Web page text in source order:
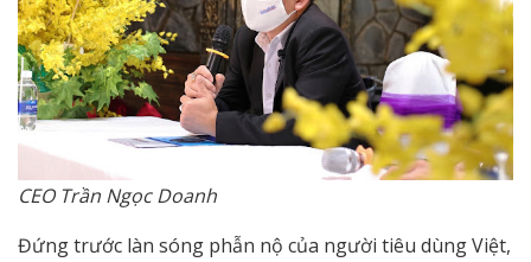
CEO Trần Ngọc Doanh
Đứng trước làn sóng phẫn nộ của người tiêu dùng Việt,